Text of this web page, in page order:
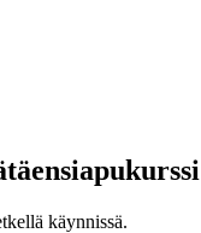
käynnissä.